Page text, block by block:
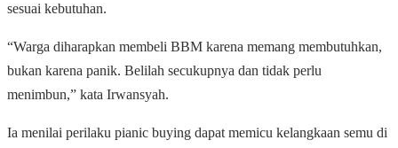
sesuai kebutuhan.
“Warga diharapkan membeli BBM karena memang membutuhkan,
bukan karena panik. Belilah secukupnya dan tidak perlu
menimbun,” kata Irwansyah.
Ia menilai perilaku pianic buying dapat memicu kelangkaan semu di